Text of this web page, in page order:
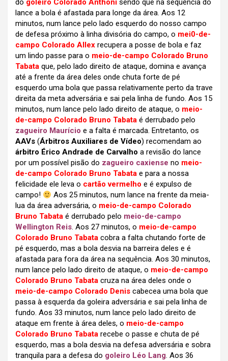
do goleiro Colorado Anthoni sendo que na sequência do
lance a bola é afastada para longe da área. Aos 12
minutos, num lance pelo lado esquerdo do nosso campo
de defesa próximo à linha divisória do campo, o mei0-de-
campo Colorado Allex recupera a posse de bola e faz
um lindo passe para o meio-de-campo Colorado Bruno
Tabata que, pelo lado direito de ataque, domina e avança
até a frente da área deles onde chuta forte de pé
esquerdo uma bola que passa relativamente perto da trave
direita da meta adversária e sai pela linha de fundo. Aos 15
minutos, num lance pelo lado direito de ataque, o meio-
de-campo Colorado Bruno Tabata é derrubado pelo
zagueiro Maurício e a falta é marcada. Entretanto, os
AAVs (Árbitros Auxiliares de Vídeo) recomendam ao
árbitro Érico Andrade de Carvalho a revisão do lance
por um possível pisão do zagueiro caxiense no meio-
de-campo Colorado Bruno Tabata e para a nossa
felicidade ele leva o cartão vermelho e é expulso de
campo!
Aos 25 minutos, num lance na frente da meia-
lua da área adversária, o meio-de-campo Colorado
Bruno Tabata é derrubado pelo meio-de-campo
Wellington Reis. Aos 27 minutos, o meio-de-campo
Colorado Bruno Tabata cobra a falta chutando forte de
pé esquerdo, mas a bola desvia na barreira deles e é
afastada para fora da área na sequência. Aos 30 minutos,
num lance pelo lado direito de ataque, o meio-de-campo
Colorado Bruno Tabata cruza na área deles onde o
meio-de-campo Colorado Denis cabecea uma bola que
passa à esquerda da goleira adversária e sai pela linha de
fundo. Aos 33 minutos, num lance pelo lado direito de
ataque em frente à área deles, o meio-de-campo
Colorado Bruno Tabata recebe o passe e chuta de pé
esquerdo, mas a bola desvia na defesa adversária e sobra
tranquila para a defesa do goleiro Léo Lang. Aos 36